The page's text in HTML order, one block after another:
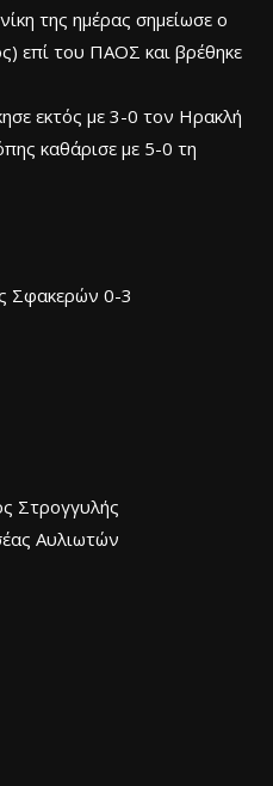
της ημέρας σημείωσε ο
επί του ΠΑΟΣ και βρέθηκε
εκτός με 3-0 τον Ηρακλή
καθάρισε με 5-0 τη
Σφακερών 0-3
Στρογγυλής
Αυλιωτών